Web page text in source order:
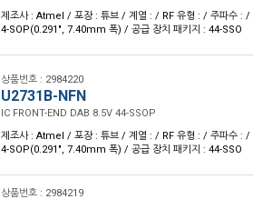
제조사 : Atmel / 포장 : 튜브 / 계열 : / RF 유형 : / 주파수 : /
4-SOP(0.291", 7.40mm 폭) / 공급 장치 패키지 : 44-SSO
상품번호 : 2984220
U2731B-NFN
IC FRONT-END DAB 8.5V 44-SSOP
제조사 : Atmel / 포장 : 튜브 / 계열 : / RF 유형 : / 주파수 : /
4-SOP(0.291", 7.40mm 폭) / 공급 장치 패키지 : 44-SSO
상품번호 : 2984219